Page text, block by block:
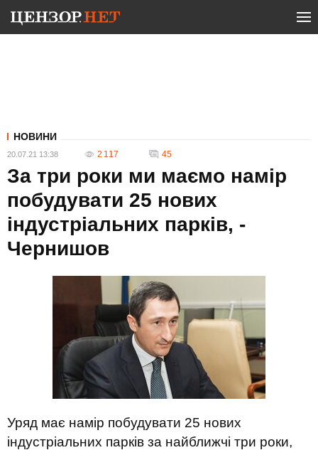
НОВИНИ
20.07.21 13:38 2 117 45
За три роки ми маємо намір
побудувати 25 нових
індустріальних парків, -
Чернишов
Уряд має намір побудувати 25 нових
індустріальних парків за найближчі три роки,